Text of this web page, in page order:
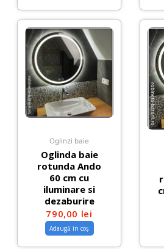
Oglinzi baie
Oglinda baie
rotunda Ando
60 cm cu
iluminare si
dezaburire
790,00 lei
Adaugă în coș